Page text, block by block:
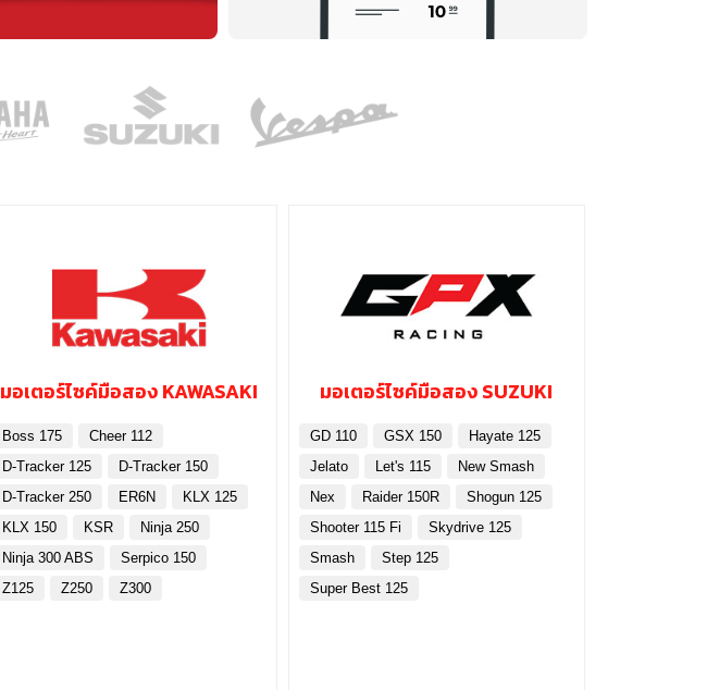
มอเตอร์ไซค์มือสอง KAWASAKI
Boss 175
Cheer 112
D-Tracker 125
D-Tracker 150
D-Tracker 250
ER6N
KLX 125
KLX 150
KSR
Ninja 250
Ninja 300 ABS
Serpico 150
Z125
Z250 Z300
มอเตอร์ไซค์มือสอง SUZUKI
GD 110 GSX 150
Hayate 125
Jelato
Let's 115
New Smash
Nex
Raider 150R
Shogun 125
Shooter 115 Fi
Skydrive 125
Smash
Step 125
Super Best 125